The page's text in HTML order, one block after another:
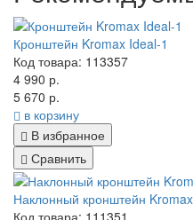
Кронштейн Kromax Ideal-1
Код товара: 113357
4 990 р.
5 670 р.
в корзину
В избранное
Сравнить
Наклонный кронштейн
Код товара: 111351